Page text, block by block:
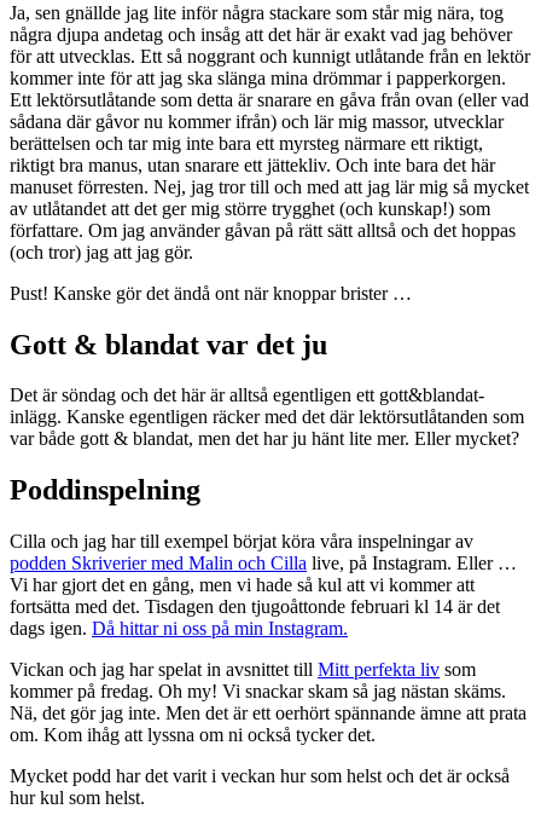
Ja, sen gnällde jag lite inför några stackare som står mig nära, tog
några djupa andetag och insåg att det här är exakt vad jag behöver
för att utvecklas. Ett så noggrant och kunnigt utlåtande från en lektör
kommer inte för att jag ska slänga mina drömmar i papperkorgen.
Ett lektörsutlåtande som detta är snarare en gåva från ovan (eller vad
sådana där gåvor nu kommer ifrån) och lär mig massor, utvecklar
berättelsen och tar mig inte bara ett myrsteg närmare ett riktigt,
riktigt bra manus, utan snarare ett jättekliv. Och inte bara det här
manuset förresten. Nej, jag tror till och med att jag lär mig så mycket
av utlåtandet att det ger mig större trygghet (och kunskap!) som
författare. Om jag använder gåvan på rätt sätt alltså och det hoppas
(och tror) jag att jag gör.
Pust! Kanske gör det ändå ont när knoppar brister …
Gott & blandat var det ju
Det är söndag och det här är alltså egentligen ett gott&blandat-
inlägg. Kanske egentligen räcker med det där lektörsutlåtanden som
var både gott & blandat, men det har ju hänt lite mer. Eller mycket?
Poddinspelning
Cilla och jag har till exempel börjat köra våra inspelningar av
podden Skriverier med Malin och Cilla live, på Instagram. Eller …
Vi har gjort det en gång, men vi hade så kul att vi kommer att
fortsätta med det. Tisdagen den tjugoåttonde februari kl 14 är det
dags igen. Då hittar ni oss på min Instagram.
Vickan och jag har spelat in avsnittet till Mitt perfekta liv som
kommer på fredag. Oh my! Vi snackar skam så jag nästan skäms.
Nä, det gör jag inte. Men det är ett oerhört spännande ämne att prata
om. Kom ihåg att lyssna om ni också tycker det.
Mycket podd har det varit i veckan hur som helst och det är också
hur kul som helst.